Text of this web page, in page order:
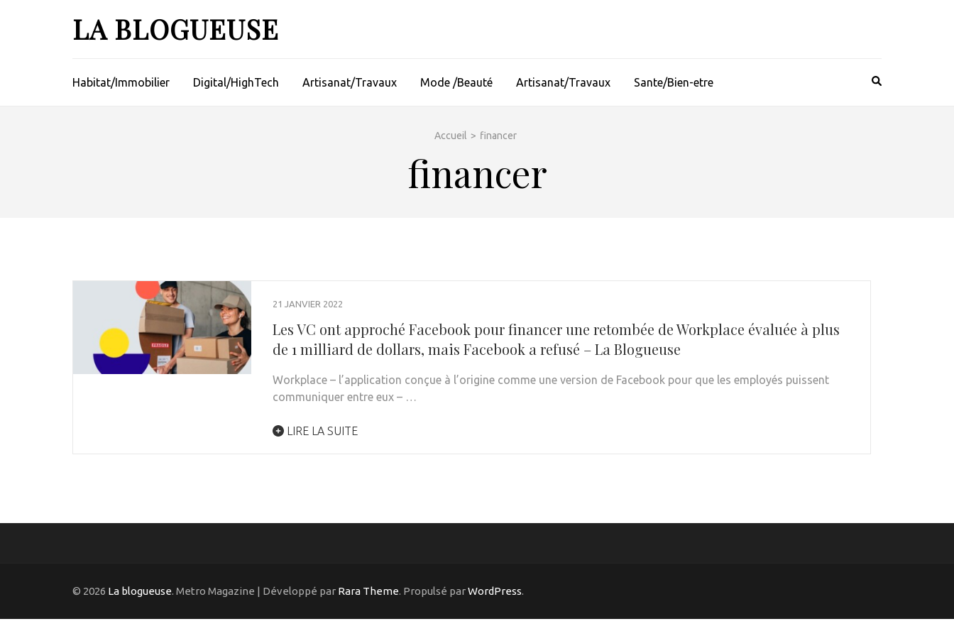
LA BLOGUEUSE
Habitat/Immobilier Digital/HighTech Artisanat/Travaux Mode /Beauté Artisanat/Travaux Sante/Bien-etre
Accueil > financer
financer
21 JANVIER 2022
Les VC ont approché Facebook pour financer une retombée de Workplace évaluée à plus
de 1 milliard de dollars, mais Facebook a refusé – La Blogueuse
Workplace – l’application conçue à l’origine comme une version de Facebook pour que les employés puissent
communiquer entre eux – …
LIRE LA SUITE
© 2026 La blogueuse. Metro Magazine | Développé par Rara Theme. Propulsé parWordPress.